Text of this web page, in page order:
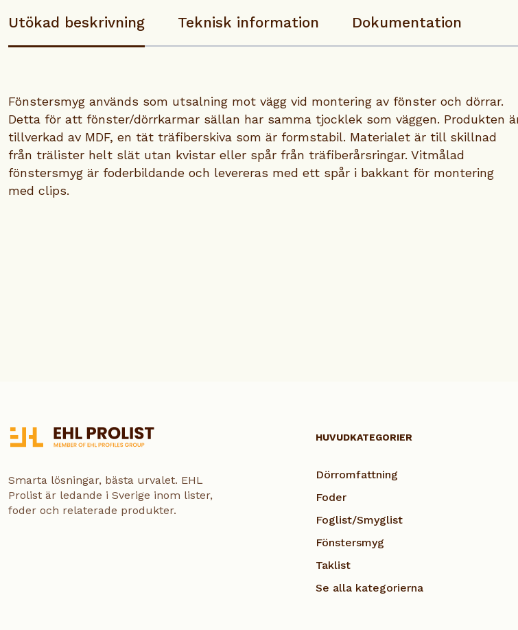
Utökad beskrivning Teknisk information Dokumentation
Fönstersmyg används som utsalning mot vägg vid montering av fönster och dörrar.
Detta för att fönster/dörrkarmar sällan har samma tjocklek som väggen. Produkten
tillverkad av MDF, en tät träfiberskiva som är formstabil. Materialet är till skillnad
från trälister helt slät utan kvistar eller spår från träfiberårsringar. Vitmålad
fönstersmyg är foderbildande och levereras med ett spår i bakkant för montering
med clips.
Smarta lösningar, bästa urvalet. EHL
Prolist är ledande i Sverige inom lister,
foder och relaterade produkter.
HUVUDKATEGORIER
Dörromfattning
Foder
Foglist/Smyglist
Fönstersmyg
Taklist
Se alla kategorierna